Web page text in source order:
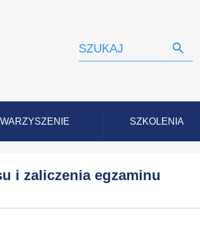
SZKOLENIA
i zaliczenia egzaminu